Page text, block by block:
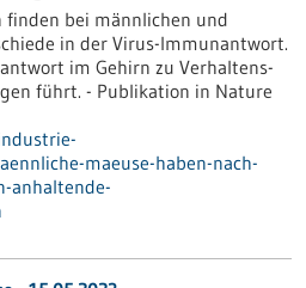
finden bei männlichen und
in der Virus-Immunantwort.
im Gehirn zu Verhaltens-
führt. - Publikation in Nature
maeuse-haben-nach-
anhaltende-